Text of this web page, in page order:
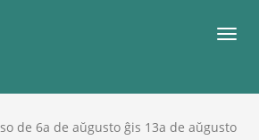
de 6a de aŭgusto ĝis 13a de aŭgusto